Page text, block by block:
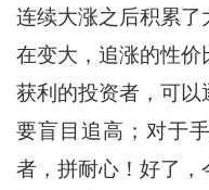
连续大涨之后积累
在变大，追涨的性
获利的投资者，可
要盲目追高；对于
者，拼耐心！好了